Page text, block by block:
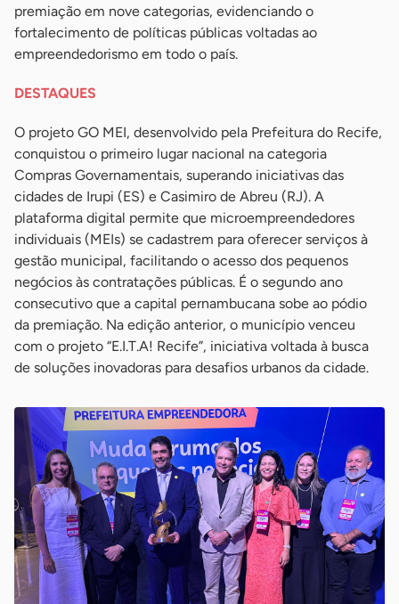
premiação em nove categorias, evidenciando o
fortalecimento de políticas públicas voltadas ao
empreendedorismo em todo o país.
DESTAQUES
O projeto GO MEI, desenvolvido pela Prefeitura do Recife,
conquistou o primeiro lugar nacional na categoria
Compras Governamentais, superando iniciativas das
cidades de Irupi (ES) e Casimiro de Abreu (RJ). A
plataforma digital permite que microempreendedores
individuais (MEIs) se cadastrem para oferecer serviços à
gestão municipal, facilitando o acesso dos pequenos
negócios às contratações públicas. É o segundo ano
consecutivo que a capital pernambucana sobe ao pódio
da premiação. Na edição anterior, o município venceu
com o projeto “E.I.T.A! Recife”, iniciativa voltada à busca
de soluções inovadoras para desafios urbanos da cidade.